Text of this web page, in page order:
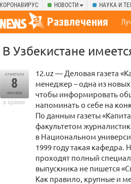
КОРОНАВИРУС НОВОСТИ НАУКА И
Развлечения
В Узбекистане
отметили
8
человек
в архиве
12.uz — Деловая газета
менеджер – одна из
чтобы информировать
напоминать о себе на
По данным газеты
факультетом
в Национальном
1999 году такая кафедра.
проходят полный
выпускника не пишется
Как правило, крупные и